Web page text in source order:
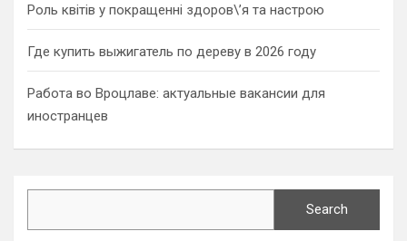
Роль квітів у покращенні здоров\’я та настрою
Где купить выжигатель по дереву в 2026 году
Работа во Вроцлаве: актуальные вакансии для
иностранцев
Search